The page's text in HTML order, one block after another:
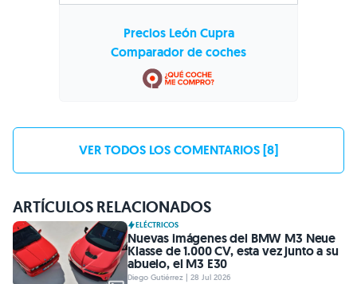
Precios León Cupra
Comparador de coches
VER TODOS LOS COMENTARIOS [8]
ARTÍCULOS RELACIONADOS
ELÉCTRICOS
Nuevas imágenes del BMW M3 Neue
Klasse de 1.000 CV, esta vez junto a su
abuelo, el M3 E30
Diego Gutiérrez | 28 Jul 2026